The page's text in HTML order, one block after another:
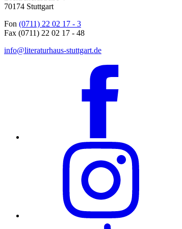
70174 Stuttgart
Fon (0711) 22 02 17 - 3
Fax (0711) 22 02 17 - 48
info@literaturhaus-stuttgart.de